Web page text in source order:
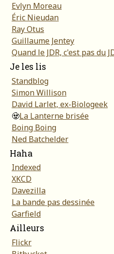
Evlyn Moreau
Éric Nieudan
Ray Otus
Guillaume Jentey
Quand le JDR, c'est pas du
Je les lis
Standblog
Simon Willison
David Larlet, ex-Biologeek
🧟La Lanterne brisée
Boing Boing
Ned Batchelder
Haha
Indexed
XKCD
Davezilla
La bande pas dessinée
Garfield
Ailleurs
Flickr